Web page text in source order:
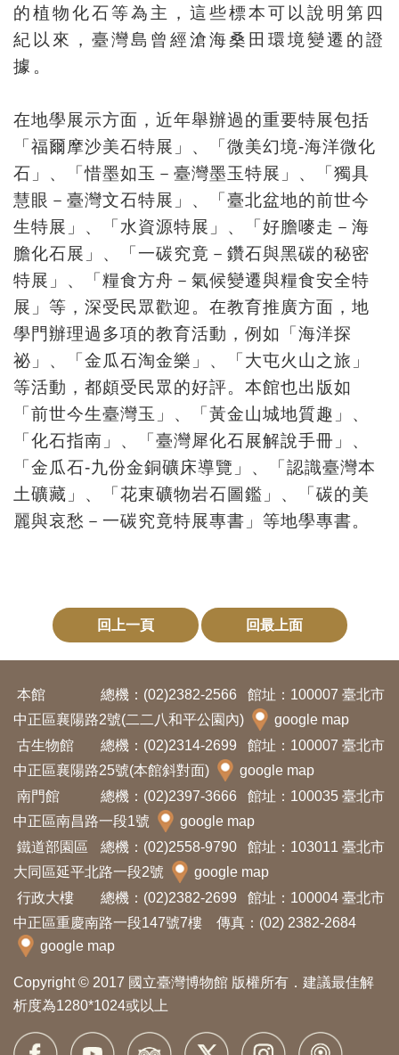
著
作
聲
明
回
首
頁
友
善
措
施
服
務
網
站
導
本
Ba
sa
Ind
on
esi
a
ng
Việ
t
的植物化石等為主，這些標本可以說明第四
紀以來，臺灣島曾經滄海桑田環境變遷的證
據。
在地學展示方面，近年舉辦過的重要特展包括
「福爾摩沙美石特展」、「微美幻境-海洋微化
石」、「惜墨如玉－臺灣墨玉特展」、「獨具
慧眼－臺灣文石特展」、「臺北盆地的前世今
生特展」、「水資源特展」、「好膽嘜走－海
膽化石展」、「一碳究竟－鑽石與黑碳的秘密
特展」、「糧食方舟－氣候變遷與糧食安全特
展」等，深受民眾歡迎。在教育推廣方面，地
學門辦理過多項的教育活動，例如「海洋探
祕」、「金瓜石淘金樂」、「大屯火山之旅」
等活動，都頗受民眾的好評。本館也出版如
「前世今生臺灣玉」、「黃金山城地質趣」、
「化石指南」、「臺灣犀化石展解說手冊」、
「金瓜石-九份金銅礦床導覽」、「認識臺灣本
土礦藏」、「花東礦物岩石圖鑑」、「碳的美
麗與哀愁－一碳究竟特展專書」等地學專書。
回上一頁 回最上面
本館 總機：(02)2382-2566
館址：100007 臺北市
中正區襄陽路2號(二二八和平公園內)
google map
古生物館
總機：(02)2314-2699
館址：100007 臺北市
中正區襄陽路25號(本館斜對面)
google map
南門館
總機：(02)2397-3666
館址：100035 臺北市
中正區南昌路一段1號
google map
鐵道部園區
總機：(02)2558-9790
館址：103011 臺北市
大同區延平北路一段2號
google map
行政大樓
總機：(02)2382-2699
館址：100004 臺北市
中正區重慶南路一段147號7樓 傳真：(02) 2382-2684
google map
Copyright © 2017 國立臺灣博物館 版權所有．建議最佳解
析度為1280*1024或以上